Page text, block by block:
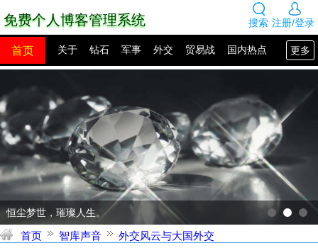
注册/登录
搜索
免费个人博客管理系统
更多
首页 关于 钻石 军事 外交 贸易战 国内热点
网站模板 源码下载 创业赚钱 图片展示 留言板
恒尘梦世，璀璨人生。
首页 智库声音 外交风云与大国外交